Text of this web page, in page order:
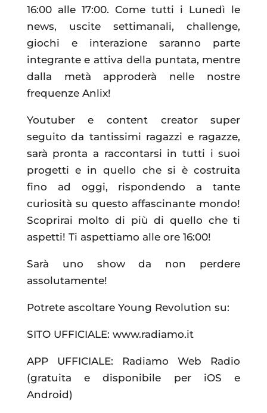
16:00 alle 17:00. Come tutti i Lunedì le
news, uscite settimanali, challenge,
giochi e interazione saranno parte
integrante e attiva della puntata, mentre
dalla metà approderà nelle nostre
frequenze Anlix!
Youtuber e content creator super
seguito da tantissimi ragazzi e ragazze,
sarà pronta a raccontarsi in tutti i suoi
progetti e in quello che si è costruita
fino ad oggi, rispondendo a tante
curiosità su questo affascinante mondo!
Scoprirai molto di più di quello che ti
aspetti! Ti aspettiamo alle ore 16:00!
Sarà uno show da non perdere
assolutamente!
Potrete ascoltare Young Revolution su:
SITO UFFICIALE: www.radiamo.it
APP UFFICIALE: Radiamo Web Radio
(gratuita e disponibile per iOS e
Android)